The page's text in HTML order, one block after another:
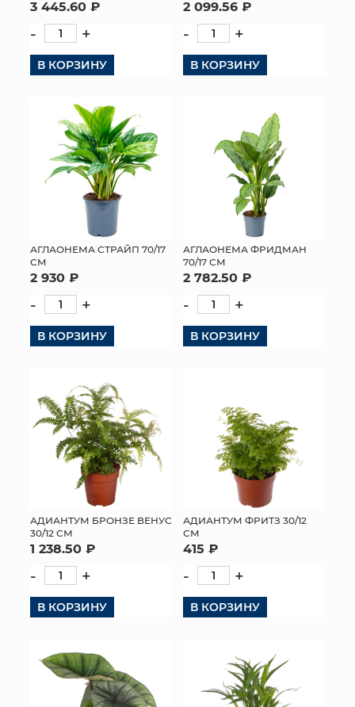
3 445.60 ₽
- +
В КОРЗИНУ
2 099.56 ₽
- +
В КОРЗИНУ
АГЛАОНЕМА СТРАЙП 70/17
СМ
2 930 ₽
- +
В КОРЗИНУ
АГЛАОНЕМА ФРИДМАН
70/17 СМ
2 782.50 ₽
- +
В КОРЗИНУ
АДИАНТУМ БРОНЗЕ ВЕНУС
30/12 СМ
1 238.50 ₽
- +
В КОРЗИНУ
АДИАНТУМ ФРИТЗ 30/12
СМ
415 ₽
- +
В КОРЗИНУ